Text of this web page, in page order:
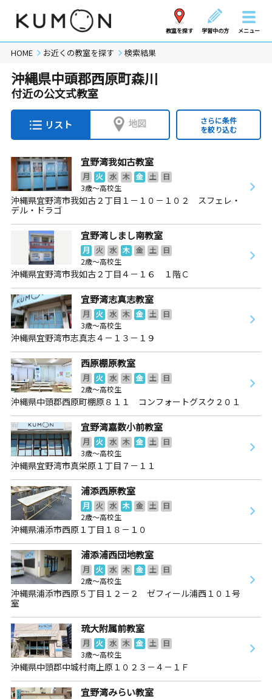
教室を探す 学習中の方 メニュー
HOME お近くの教室を探す 検索結果
沖縄県中頭郡西原町森川
付近の公文式教室
リスト 地図
さらに条件
を絞り込む
宜野湾我如古教室
月 火 水 木 金 土
日
3歳～高校生
沖縄県宜野湾市我如古２丁目１－１０－１０２ スフェレ・
デル・ドラゴ
宜野湾しまし南教室
月 火 水 木 金 土
日
2歳～高校生
沖縄県宜野湾市我如古２丁目４－１６ １階Ｃ
宜野湾志真志教室
月 火 水 木 金 土
日
3歳～高校生
沖縄県宜野湾市志真志４－１３－１９
西原棚原教室
月 火 水 木 金 土
日
2歳～高校生
沖縄県中頭郡西原町棚原８１１ コンフォートグスク２０１
宜野湾嘉数小前教室
月 火 水 木 金 土
日
3歳～高校生
沖縄県宜野湾市真栄原１丁目７－１１
浦添西原教室
月 火 水 木 金 土
日
2歳～高校生
沖縄県浦添市西原１丁目１８－１０
浦添浦西団地教室
月 火 水 木 金 土
日
2歳～高校生
沖縄県浦添市西原５丁目１２－２ ゼフィール浦西１０１号
室
琉大附属前教室
月 火 水 木 金 土
日
3歳～高校生
沖縄県中頭郡中城村南上原１０２３－４－１Ｆ
宜野湾みらい教室